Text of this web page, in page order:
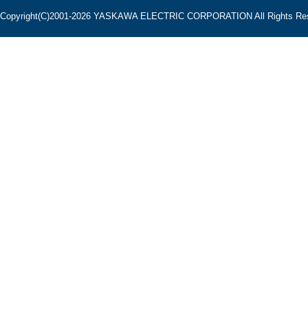
Copyright(C)2001‐2026 YASKAWA ELECTRIC CORPORATION All Rights